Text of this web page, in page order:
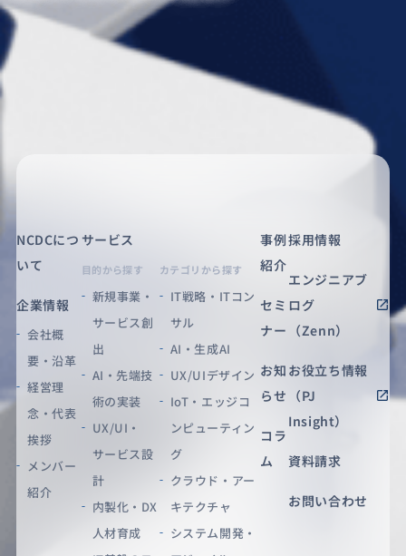
NCDCにつ
いて
企業情報
会社概
要・沿革
経営理
念・代表
挨拶
メンバー
紹介
サービス
目的から探す
新規事業・
サービス創
出
AI・先端技
術の実装
UX/UI・
サービス設
計
内製化・DX
人材育成
カテゴリから探す
IT戦略・ITコン
サル
AI・生成AI
UX/UIデザイン
IoT・エッジコ
ンピューティン
グ
クラウド・アー
キテクチャ
システム開発・
事例
紹介
セミ
ナー
お知
らせ
コラ
ム
採用情報
エンジニアブ
ログ
（Zenn）
お役立ち情報
（PJ
Insight）
資料請求
お問い合わせ